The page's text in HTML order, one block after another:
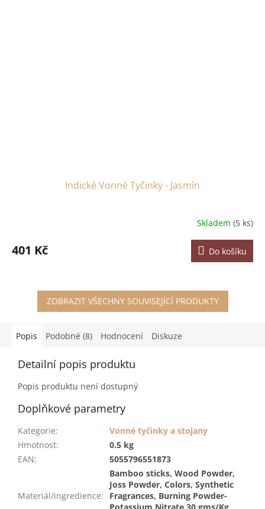
Indické Vonné Tyčinky - Jasmín
Skladem (5 ks)
401 Kč Do košíku
ZOBRAZIT VŠECHNY SOUVISEJÍCÍ PRODUKTY
Popis Podobné (8) Hodnocení Diskuze
Detailní popis produktu
Popis produktu není dostupný
Doplňkové parametry
Kategorie:
Vonné tyčinky a stojany
Hmotnost:
0.5 kg
EAN: 5055796551873
Materiál/ingredience:
Bamboo sticks, Wood Powder,
Joss Powder, Colors, Synthetic
Fragrances, Burning Powder-